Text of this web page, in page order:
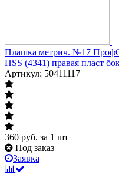
Плашка метрич. №17
HSS (4341) правая пласт
Артикул: 50411117
360 руб. за 1 шт
Под заказ
Заявка